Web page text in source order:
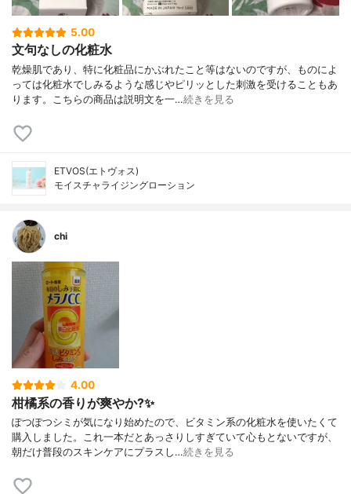
5.00
文句なしの化粧水
乾燥肌であり、特に化粧品にかぶれたこと等はないのですが、ものによ
っては化粧水でしみるような感じやピリッとした刺激を受けることもあ
ります。こちらの商品は説明文を一…続きを見る
ETVOS(エトヴォス)
モイスチャライジングローション
chi
4.00
柑橘系の香りが爽やか?✨
ぽつぽつシミが気になり始めたので、ビタミン系の化粧水を使いたくて
購入しました。これ一本だとあっさりしすぎていて心もとないですが、
朝だけ普段のスキンケアにプラスし…続きを見る